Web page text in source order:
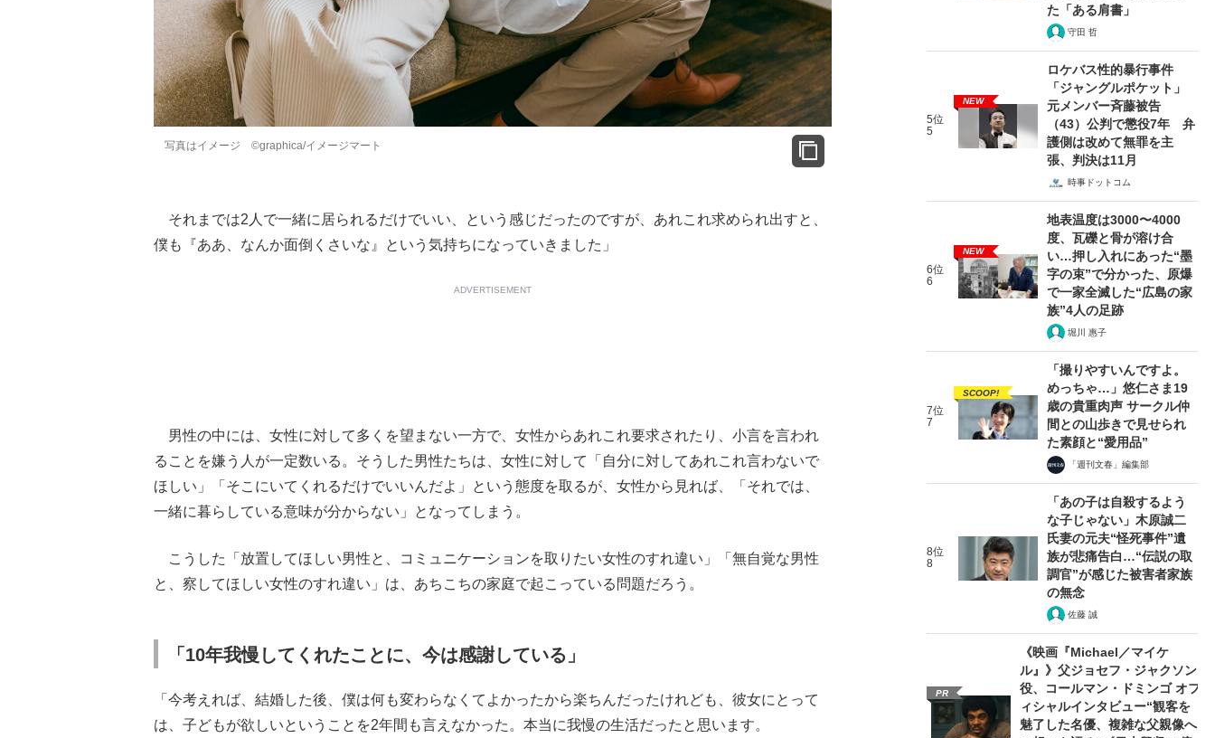
写真はイメージ ©graphica/イメージマート
それまでは2人で一緒に居られるだけでいい、という感じだったのですが、あれこれ求められ出すと、
僕も『ああ、なんか面倒くさいな』という気持ちになっていきました」
ADVERTISEMENT
男性の中には、女性に対して多くを望まない一方で、女性からあれこれ要求されたり、小言を言われ
ることを嫌う人が一定数いる。そうした男性たちは、女性に対して「自分に対してあれこれ言わないで
ほしい」「そこにいてくれるだけでいいんだよ」という態度を取るが、女性から見れば、「それでは、
一緒に暮らしている意味が分からない」となってしまう。
こうした「放置してほしい男性と、コミュニケーションを取りたい女性のすれ違い」「無自覚な男性
と、察してほしい女性のすれ違い」は、あちこちの家庭で起こっている問題だろう。
「10年我慢してくれたことに、今は感謝している」
「今考えれば、結婚した後、僕は何も変わらなくてよかったから楽ちんだったけれども、彼女にとって
は、子どもが欲しいということを2年間も言えなかった。本当に我慢の生活だったと思います。
た「ある肩書」
守田 哲
5位
5
NEW
ロケバス性的暴行事件
「ジャングルポケット」
元メンバー斉藤被告
（43）公判で懲役7年 弁
護側は改めて無罪を主
張、判決は11月
時事ドットコム
6位
6
NEW
地表温度は3000〜4000
度、瓦礫と骨が溶け合
い…押し入れにあった“墨
字の束”で分かった、原爆
で一家全滅した“広島の家
族”4人の足跡
堀川 惠子
7位
7
SCOOP!
「撮りやすいんですよ。
めっちゃ…」悠仁さま19
歳の貴重肉声 サークル仲
間との山歩きで見せられ
た素顔と“愛用品”
「週刊文春」編集部
8位
8
「あの子は自殺するよう
な子じゃない」木原誠二
氏妻の元夫“怪死事件”遺
族が悲痛告白…“伝説の取
調官”が感じた被害者家族
の無念
佐藤 誠
PR
《映画『Michael／マイケ
ル』》父ジョセフ・ジャクソン
役、コールマン・ドミンゴ オフ
ィシャルインタビュー“観客を
魅了した名優、複雑な父親像へ